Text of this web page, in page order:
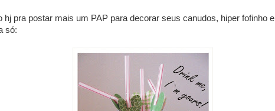
hj pra postar mais um PAP para decorar seus canudos, hiper fofinho
só: